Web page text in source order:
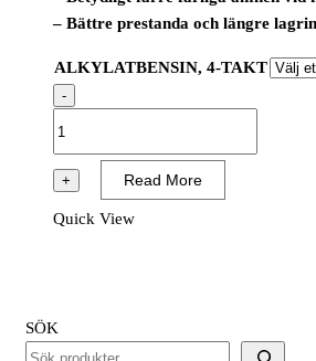
– Bättre prestanda och längre
ALKYLATBENSIN, 4-TAKT
-
TAKT
+ Read More
Quick View
SÖK